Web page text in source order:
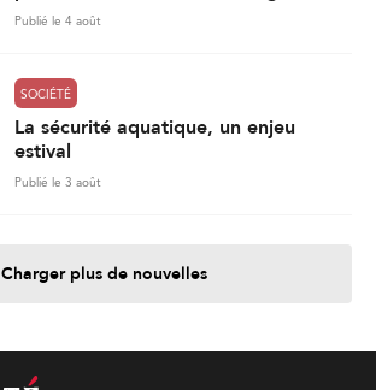
Publié le 4 août
SOCIÉTÉ
La sécurité aquatique, un enjeu
estival
Publié le 3 août
Charger plus de nouvelles